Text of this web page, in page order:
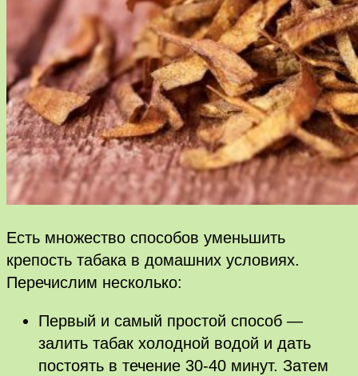
Есть множество способов уменьшить
крепость табака в домашних условиях.
Перечислим несколько:
Первый и самый простой способ —
залить табак холодной водой и дать
постоять в течение 30-40 минут. Затем